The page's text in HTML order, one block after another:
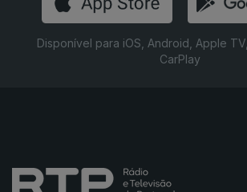
Disponível para iOS, Android, Apple
CarPlay